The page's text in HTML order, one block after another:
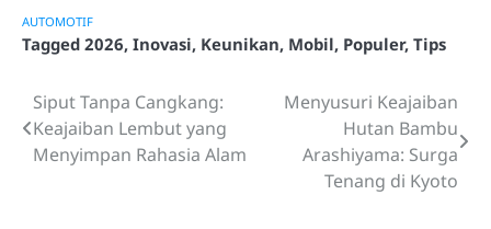
AUTOMOTIF
Tagged 2026, Inovasi, Keunikan, Mobil, Populer, Tips
Post
navigation
Siput Tanpa Cangkang:
Keajaiban Lembut yang
Menyimpan Rahasia Alam
Menyusuri Keajaiban
Hutan Bambu
Arashiyama: Surga
Tenang di Kyoto